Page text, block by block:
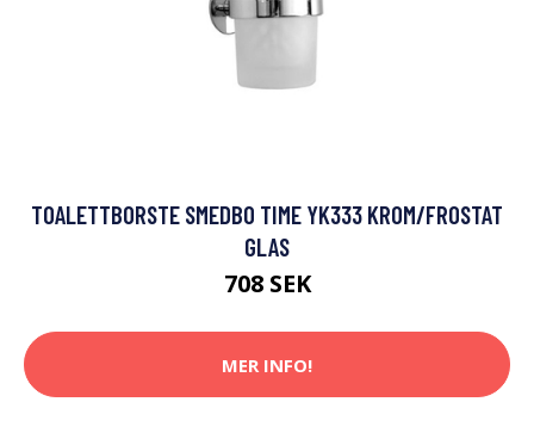
TOALETTBORSTE SMEDBO TIME YK333 KROM/FROSTAT
GLAS
708 SEK
MER INFO!